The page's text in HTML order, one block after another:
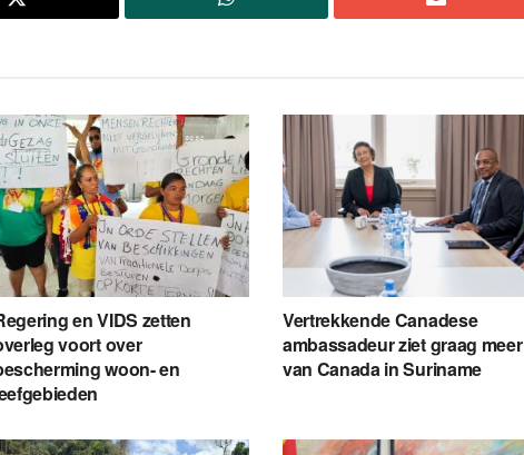
en VIDS zetten
voort over
woon- en
Vertrekkende Canadese
ambassadeur ziet graag meer
van Canada in Suriname